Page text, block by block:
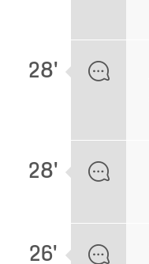
28'
28'
26'